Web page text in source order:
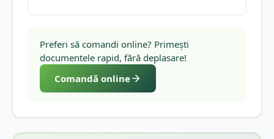
Preferi să comandi online? Primești
documentele rapid, fără deplasare!
Comandă online